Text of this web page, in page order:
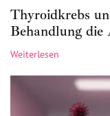
Thyroidkrebs
Behandlung die
Weiterlesen